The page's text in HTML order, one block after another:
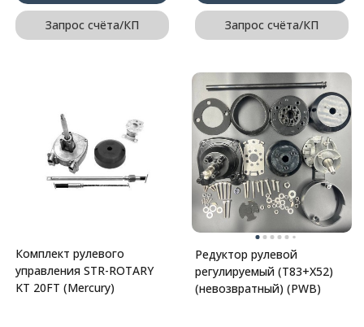
Запрос счёта/КП Запрос счёта/КП
Комплект рулевого
управления STR-ROTARY
KT 20FT (Mercury)
Редуктор рулевой
регулируемый (T83+X52)
(невозвратный) (PWB)